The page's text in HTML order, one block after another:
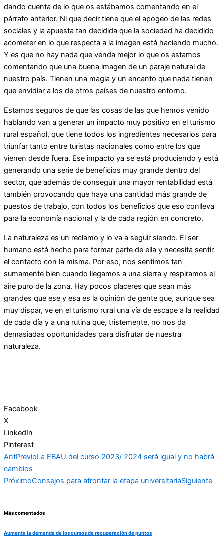
dando cuenta de lo que os estábamos comentando en el
párrafo anterior. Ni que decir tiene que el apogeo de las redes
sociales y la apuesta tan decidida que la sociedad ha decidido
acometer en lo que respecta a la imagen está haciendo mucho.
Y es que no hay nada que venda mejor lo que os estamos
comentando que una buena imagen de un paraje natural de
nuestro país. Tienen una magia y un encanto que nada tienen
que envidiar a los de otros países de nuestro entorno.
Estamos seguros de que las cosas de las que hemos venido
hablando van a generar un impacto muy positivo en el turismo
rural español, que tiene todos los ingredientes necesarios para
triunfar tanto entre turistas nacionales como entre los que
vienen desde fuera. Ese impacto ya se está produciendo y está
generando una serie de beneficios muy grande dentro del
sector, que además de conseguir una mayor rentabilidad está
también provocando que haya una cantidad más grande de
puestos de trabajo, con todos los beneficios que eso conlleva
para la economía nacional y la de cada región en concreto.
La naturaleza es un reclamo y lo va a seguir siendo. El ser
humano está hecho para formar parte de ella y necesita sentir
el contacto con la misma. Por eso, nos sentimos tan
sumamente bien cuando llegamos a una sierra y respiramos el
aire puro de la zona. Hay pocos placeres que sean más
grandes que ese y esa es la opinión de gente que, aunque sea
muy dispar, ve en el turismo rural una vía de escape a la realidad
de cada día y a una rutina que, tristemente, no nos da
demasiadas oportunidades para disfrutar de nuestra
naturaleza.
Facebook
X
LinkedIn
Pinterest
AntPrevioLa EBAU del curso 2023/ 2024 será igual y no habrá
cambios
PróximoConsejos para afrontar la etapa universitariaSiguiente
Más comentados
Aumenta la demanda de los cursos de recuperación de puntos